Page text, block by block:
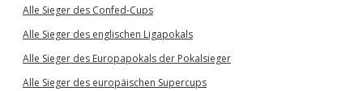
Alle Sieger des Confed-Cups
Alle Sieger des englischen Ligapokals
Alle Sieger des Europapokals der Pokalsieger
Alle Sieger des europäischen Supercups